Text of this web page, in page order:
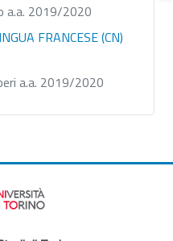
a.a. 2019/2020
FRANCESE (CN)
a.a. 2019/2020